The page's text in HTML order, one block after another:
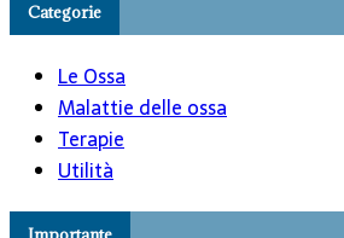
Categorie
Le Ossa
Malattie delle ossa
Terapie
Utilità